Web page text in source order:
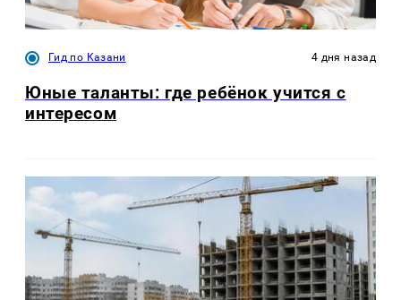
Гид по Казани 4 дня назад
Юные таланты: где ребёнок учится с
интересом